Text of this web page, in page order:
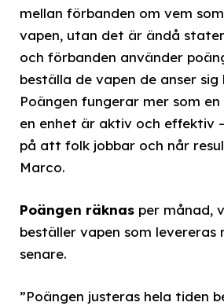
mellan förbanden om vem
vapen, utan det är ändå
och förbanden använder
beställa de vapen de anser sig
Poängen fungerar mer som
en enhet är aktiv och effektiv
på att folk jobbar och når
Marco.
Poängen räknas per månad,
beställer vapen som levereras
senare.
”Poängen justeras hela tiden